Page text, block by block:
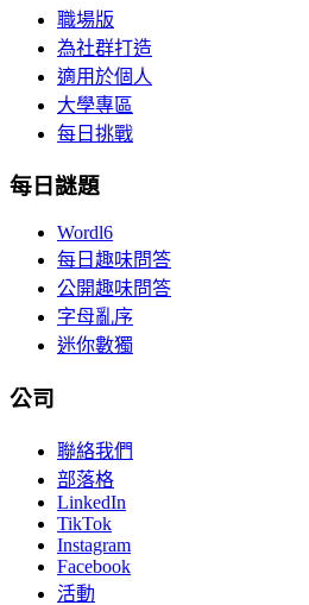
職場版
為社群打造
適用於個人
大學專區
每日挑戰
每日謎題
Wordl6
每日趣味問答
公開趣味問答
字母亂序
迷你數獨
公司
聯絡我們
部落格
LinkedIn
TikTok
Instagram
Facebook
活動